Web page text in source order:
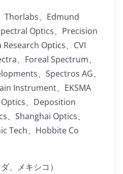
、Edmund
Optics、Precision
Optics、CVI
、Foreal Spectrum、
、Spectros AG、
Instrument、EKSMA
、Deposition
、Shanghai Optics、
Tech、Hobbite Co
、メキシコ）